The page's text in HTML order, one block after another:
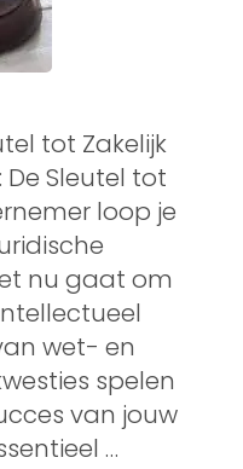
tot Zakelijk
De Sleutel tot
loop je
nu gaat om
wet- en
spelen
van jouw
…